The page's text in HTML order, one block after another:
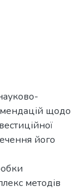
щодо
його
методів